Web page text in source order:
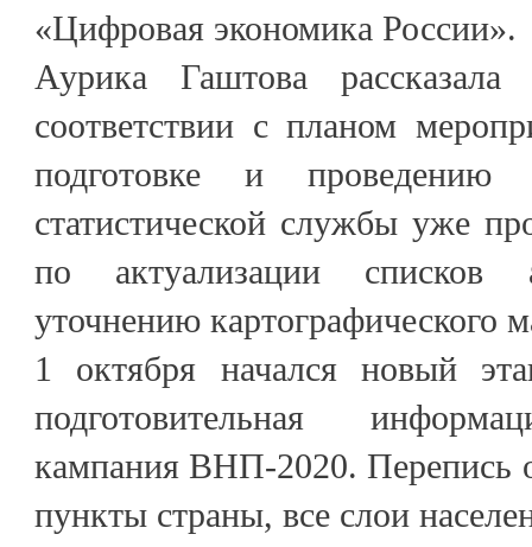
«Цифровая экономика России».
Аурика Гаштова
соответствии с планом
подготовке и проведению
статистической службы уже
по актуализации списков
уточнению картографического
1 октября начался новый
подготовительная
кампания ВНП-2020. Перепись
пункты страны, все слои